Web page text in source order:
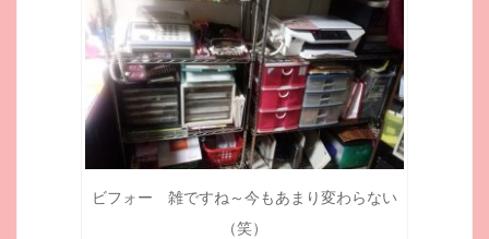
ビフォー 雑ですね～今もあまり変わらない
（笑）